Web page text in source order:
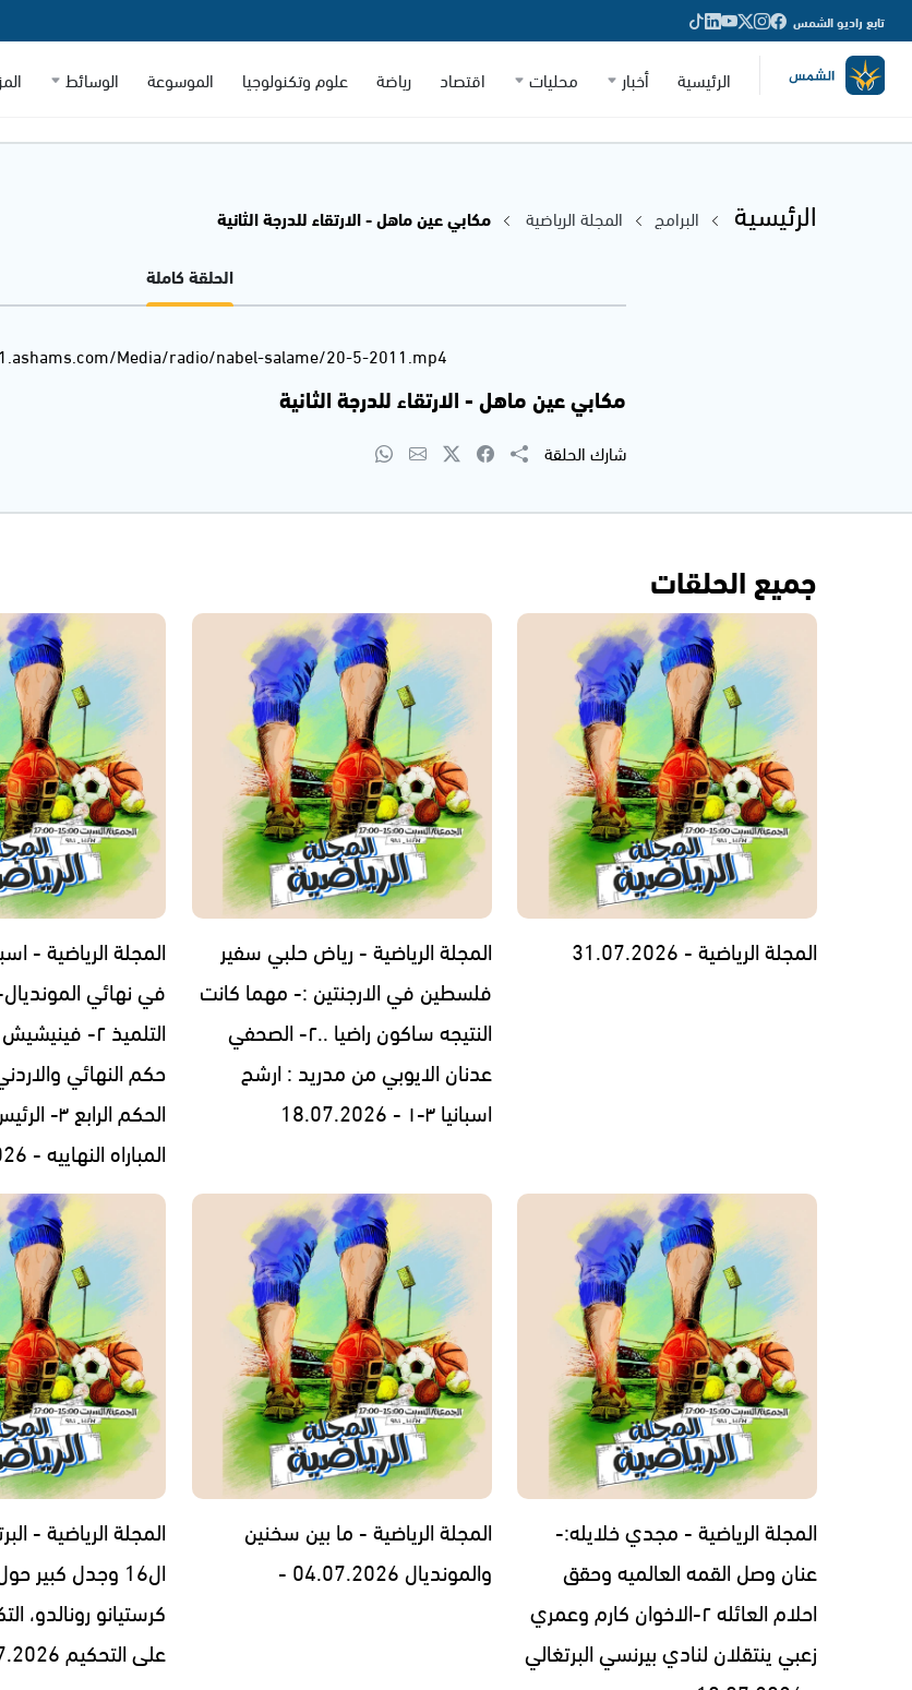
تابع راديو الشمس
الرئيسية أخبار محليات اقتصاد رياضة علوم وتكنولوجيا الموسوعة الوسائط
الرئيسية البرامج المجلة الرياضية
مكابي عين ماهل - الارتقاء للدرجة الثانية
الحلقة كاملة
Media/radio/nabel-salame/20-5-2011.mp4
مكابي عين ماهل - الارتقاء للدرجة الثانية
شارك الحلقة
جميع الحلقات
المجلة الرياضية - 31.07.2026
المجلة الرياضية - رياض حلبي سفير
فلسطين في الارجنتين :- مهما كانت
النتيجه ساكون راضيا ..٢- الصحفي
عدنان الايوبي من مدريد : ارشح
اسبانيا ٣-١ - 18.07.2026
المجلة الرياضية -
في نهائي
التلميذ ٢-
حكم النهائي
الحكم
المباراه النهاييه - 17.07.2026
المجلة الرياضية - مجدي خلايله:-
عنان وصل القمه العالميه وحقق
احلام العائله ٢-الاخوان كارم وعمري
زعبي ينتقلان لنادي بيرنسي البرتغالي
المجلة الرياضية - ما بين سخنين
والمونديال 04.07.2026 -
المجلة الرياضية -
ال16 وجدل كبير
كرستيانو رونالدو،
على التحكيم 03.07.2026 -